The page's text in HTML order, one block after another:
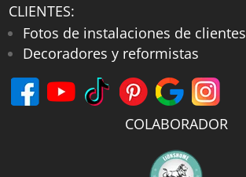
CLIENTES:
Fotos de instalaciones de clientes
Decoradores y reformistas
COLABORADOR